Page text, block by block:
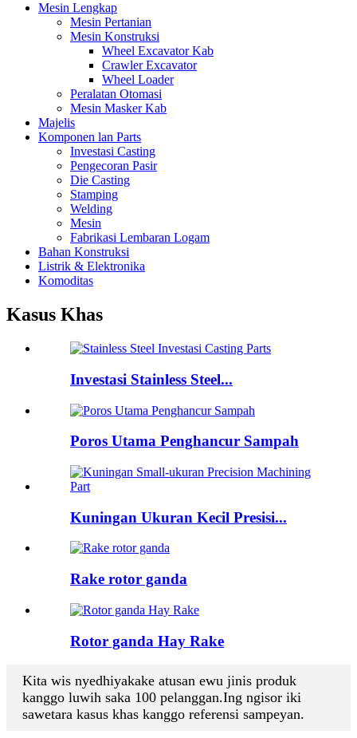
Mesin Lengkap
Mesin Pertanian
Mesin Konstruksi
Wheel Excavator Kab
Crawler Excavator
Wheel Loader
Peralatan Otomasi
Mesin Masker Kab
Majelis
Komponen lan Parts
Investasi Casting
Pengecoran Pasir
Die Casting
Stamping
Welding
Mesin
Fabrikasi Lembaran Logam
Bahan Konstruksi
Listrik & Elektronika
Komoditas
Kasus Khas
Investasi Stainless Steel...
Poros Utama Penghancur Sampah
Kuningan Ukuran Kecil Presisi...
Rake rotor ganda
Rotor ganda Hay Rake
Kita wis nyedhiyakake atusan ewu jinis produk
kanggo luwih saka 100 pelanggan.Ing ngisor iki
sawetara kasus khas kanggo referensi sampeyan.